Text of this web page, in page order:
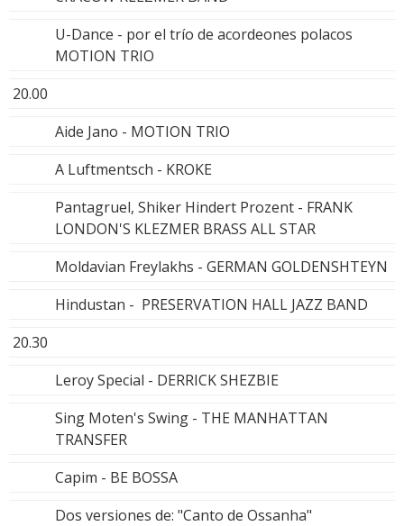
U-Dance - por el trío de acordeones polacos
MOTION TRIO
20.00
Aide Jano - MOTION TRIO
A Luftmentsch - KROKE
Pantagruel, Shiker Hindert Prozent - FRANK
LONDON'S KLEZMER BRASS ALL STAR
Moldavian Freylakhs - GERMAN GOLDENSHTEYN
Hindustan - PRESERVATION HALL JAZZ BAND
20.30
Leroy Special - DERRICK SHEZBIE
Sing Moten's Swing - THE MANHATTAN
TRANSFER
Capim - BE BOSSA
Dos versiones de: "Canto de Ossanha"